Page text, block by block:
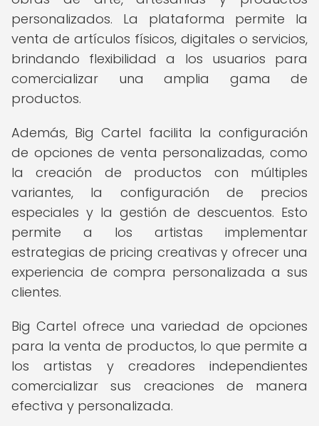
personalizados. La plataforma permite la
venta de artículos físicos, digitales o servicios,
brindando flexibilidad a los usuarios para
comercializar una amplia gama de
productos.
Además, Big Cartel facilita la configuración
de opciones de venta personalizadas, como
la creación de productos con múltiples
variantes, la configuración de precios
especiales y la gestión de descuentos. Esto
permite a los artistas implementar
estrategias de pricing creativas y ofrecer una
experiencia de compra personalizada a sus
clientes.
Big Cartel ofrece una variedad de opciones
para la venta de productos, lo que permite a
los artistas y creadores independientes
comercializar sus creaciones de manera
efectiva y personalizada.